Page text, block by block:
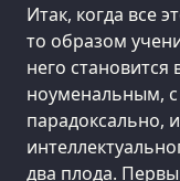
Итак, когда все
то образом
него
ноуменальным, с
парадоксально,
два плода.